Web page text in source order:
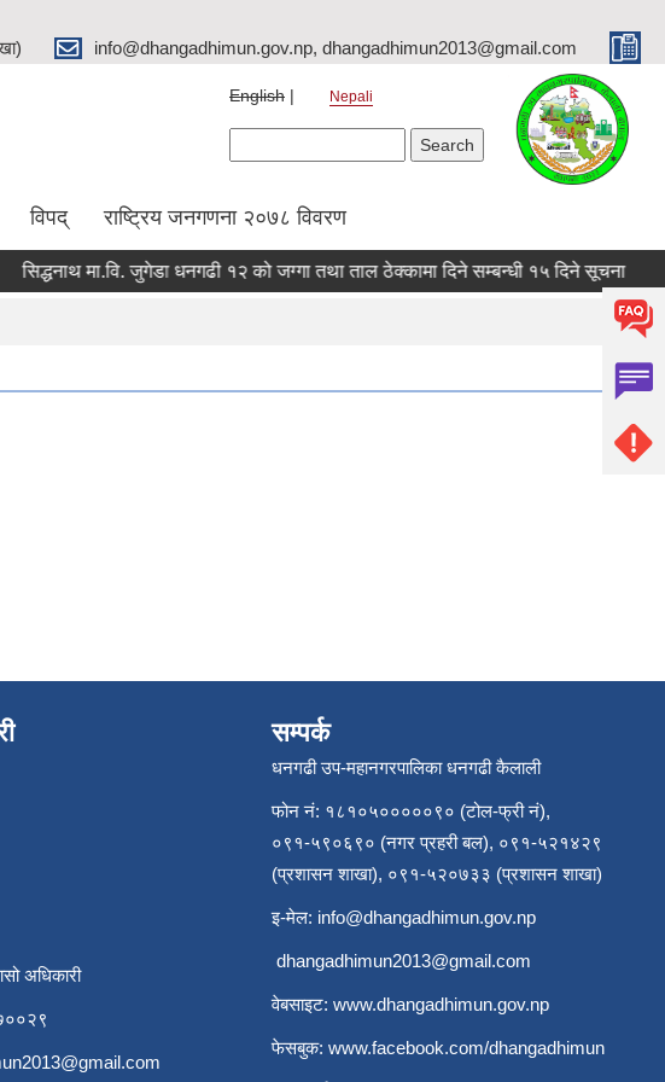
info@dhangadhimun.gov.np, dhangadhimun2013@gmail.com
English Nepali
विपद् राष्ट्रिय जनगणना २०७८ विवरण
सिद्धनाथ मा.वि. जुगेडा धनगढी १२ को जग्गा तथा ताल ठेक्कामा दिने सम्बन्धी १५ दिने सूचना
अधिकारी
सम्पर्क
धनगढी उप-महानगरपालिका धनगढी कैलाली
फोन नं: १८१०५०००००९० (टोल-फ्री नं),
०९१-५९०६९० (नगर प्रहरी बल), ०९१-५२१४२९
(प्रशासन शाखा), ०९१-५२०७३३ (प्रशासन शाखा)
इ-मेल: info@dhangadhimun.gov.np
dhangadhimun2013@gmail.com
वेबसाइट: www.dhangadhimun.gov.np
फेसबुक: www.facebook.com/dhangadhimun